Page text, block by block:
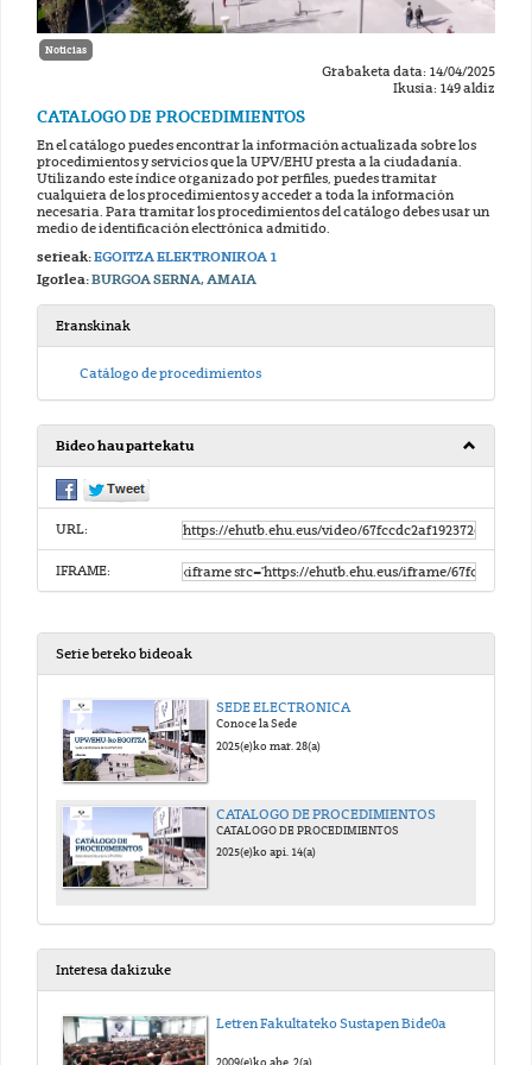
Noticias
Grabaketa data: 14/04/2025
Ikusia: 149 aldiz
CATALOGO DE PROCEDIMIENTOS
En el catálogo puedes encontrar la información actualizada sobre los
procedimientos y servicios que la UPV/EHU presta a la ciudadanía.
Utilizando este índice organizado por perfiles, puedes tramitar
cualquiera de los procedimientos y acceder a toda la información
necesaria. Para tramitar los procedimientos del catálogo debes usar un
medio de identificación electrónica admitido.
serieak:EGOITZA ELEKTRONIKOA 1
Igorlea:BURGOA SERNA, AMAIA
Eranskinak
Catálogo de procedimientos
Bideo hau partekatu
URL:
IFRAME:
Serie bereko bideoak
SEDE ELECTRONICA
Conoce la Sede
2025(e)ko mar. 28(a)
CATALOGO DE PROCEDIMIENTOS
CATALOGO DE PROCEDIMIENTOS
2025(e)ko api. 14(a)
Interesa dakizuke
Letren Fakultateko Sustapen Bide0a
2009(e)ko abe. 2(a)